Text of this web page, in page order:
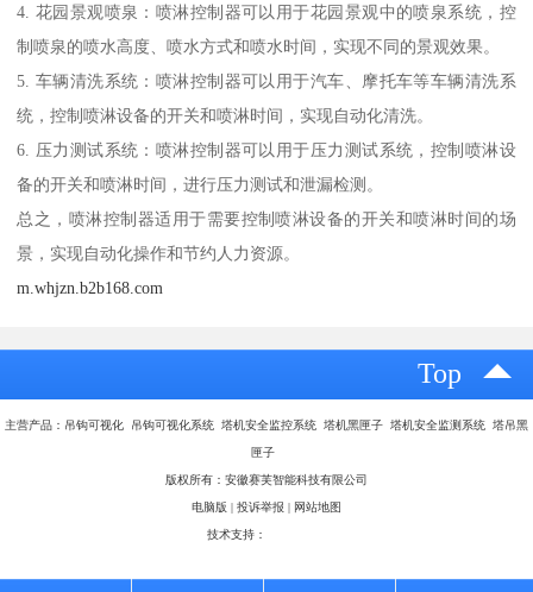
4. 花园景观喷泉：喷淋控制器可以用于花园景观中的喷泉系统，控
制喷泉的喷水高度、喷水方式和喷水时间，实现不同的景观效果。
5. 车辆清洗系统：喷淋控制器可以用于汽车、摩托车等车辆清洗系
统，控制喷淋设备的开关和喷淋时间，实现自动化清洗。
6. 压力测试系统：喷淋控制器可以用于压力测试系统，控制喷淋设
备的开关和喷淋时间，进行压力测试和泄漏检测。
总之，喷淋控制器适用于需要控制喷淋设备的开关和喷淋时间的场
景，实现自动化操作和节约人力资源。
m.whjzn.b2b168.com
Top
主营产品：吊钩可视化 吊钩可视化系统 塔机安全监控系统 塔机黑匣子 塔机安全监测系统 塔吊黑
匣子
版权所有：安徽赛芙智能科技有限公司
电脑版 | 投诉举报 | 网站地图
技术支持：